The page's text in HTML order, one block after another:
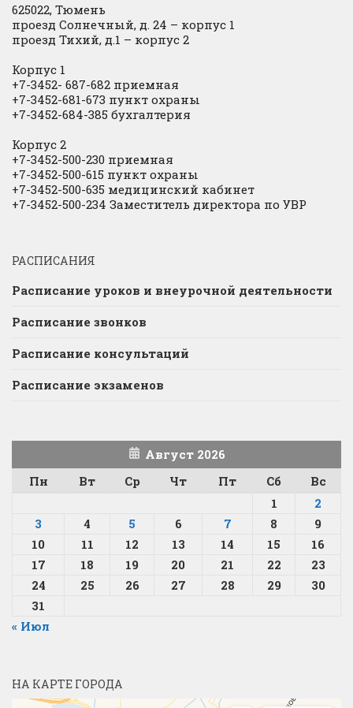
625022, Тюмень
проезд Солнечный, д. 24 – корпус 1
проезд Тихий, д.1 – корпус 2
Корпус 1
+7-3452- 687-682 приемная
+7-3452-681-673 пункт охраны
+7-3452-684-385 бухгалтерия
Корпус 2
+7-3452-500-230 приемная
+7-3452-500-615 пункт охраны
+7-3452-500-635 медицинский кабинет
+7-3452-500-234 Заместитель директора по УВР
РАСПИСАНИЯ
Расписание уроков и внеурочной деятельности
Расписание звонков
Расписание консультаций
Расписание экзаменов
Август 2026
Пн
Вт Ср Чт Пт Сб
Вс
1
2
3
4 5 6 7 8
9
10
11 12 13 14 15
16
17
18 19 20 21 22
23
24
25 26 27 28 29
30
31
« Июл
НА КАРТЕ ГОРОДА